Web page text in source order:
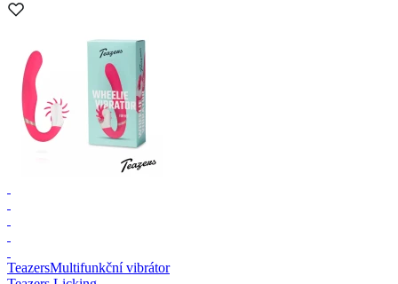
TeazersMultifunkční vibrátor